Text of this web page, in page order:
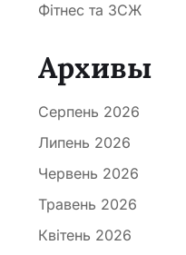
Фітнес та ЗСЖ
Архивы
Серпень 2026
Липень 2026
Червень 2026
Травень 2026
Квітень 2026